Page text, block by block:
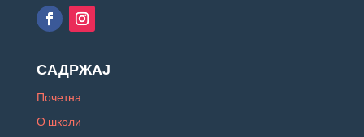
САДРЖАЈ
Почетна
О школи